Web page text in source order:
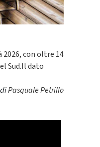
con oltre 14
Sud.Il dato
diPasquale Petrillo